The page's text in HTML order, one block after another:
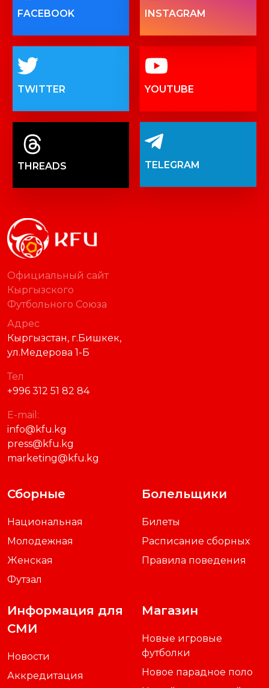
FACEBOOK INSTAGRAM
TWITTER YOUTUBE
THREADS TELEGRAM
Официальный сайт
Кыргызского
Футбольного Союза
Адрес
Кыргызстан, г.Бишкек,
ул.Медерова 1-Б
Тел
+996 312 51 82 84
E-mail:
info@kfu.kg
press@kfu.kg
marketing@kfu.kg
Сборные
Национальная
Молодежная
Женская
Футзал
Болельщики
Билеты
Расписание сборных
Правила поведения
Информация для
СМИ
Новости
Аккредитация
Магазин
Новые игровые
футболки
Новое парадное поло